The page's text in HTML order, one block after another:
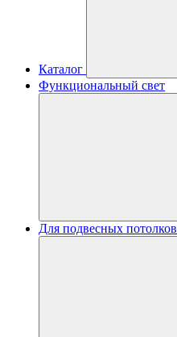
Каталог
Функциональный свет
Для подвесных потолков